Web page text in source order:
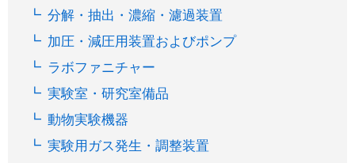
分解・抽出・濃縮・濾過装置
加圧・減圧用装置およびポンプ
ラボファニチャー
実験室・研究室備品
動物実験機器
実験用ガス発生・調整装置